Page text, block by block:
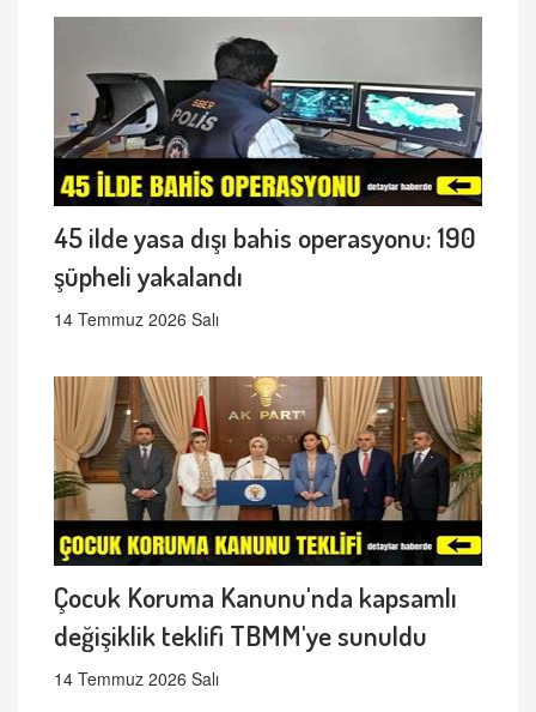
45 ilde yasa dışı bahis operasyonu: 190
şüpheli yakalandı
14 Temmuz 2026 Salı
Çocuk Koruma Kanunu'nda kapsamlı
değişiklik teklifi TBMM'ye sunuldu
14 Temmuz 2026 Salı